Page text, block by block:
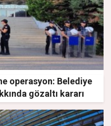
operasyon: Belediye
gözaltı kararı